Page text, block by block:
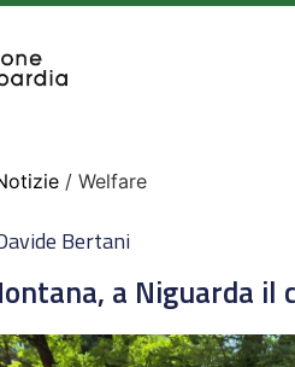
/ Welfare
Bertani
a Niguarda il